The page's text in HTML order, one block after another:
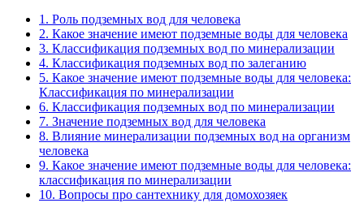
1. Роль подземных вод для человека
2. Какое значение имеют подземные воды для человека
3. Классификация подземных вод по минерализации
4. Классификация подземных вод по залеганию
5. Какое значение имеют подземные воды для человека:
Классификация по минерализации
6. Классификация подземных вод по минерализации
7. Значение подземных вод для человека
8. Влияние минерализации подземных вод на организм
человека
9. Какое значение имеют подземные воды для человека:
классификация по минерализации
10. Вопросы про сантехнику для домохозяек